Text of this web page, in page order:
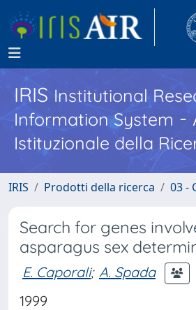
IRISInstitutional
Information System -
Istituzionale della
IRIS Prodotti della ricerca 03 -
Search for genes
asparagus sex
E. Caporali; A. Spada
1999